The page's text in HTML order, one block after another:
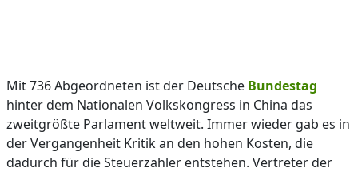
Mit 736 Abgeordneten ist der Deutsche Bundestag
hinter dem Nationalen Volkskongress in China das
zweitgrößte Parlament weltweit. Immer wieder gab es in
der Vergangenheit Kritik an den hohen Kosten, die
dadurch für die Steuerzahler entstehen. Vertreter der